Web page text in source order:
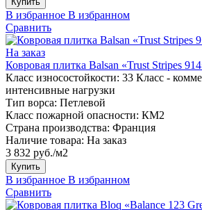
В избранное В избранном
Сравнить
На заказ
Ковровая плитка Balsan «Trust Stripes
Класс износостойкости: 33 Класс -
интенсивные нагрузки
Тип ворса: Петлевой
Класс пожарной опасности: КМ2
Страна производства: Франция
Наличие товара: На заказ
3 832 руб./м2
Купить
В избранное В избранном
Сравнить